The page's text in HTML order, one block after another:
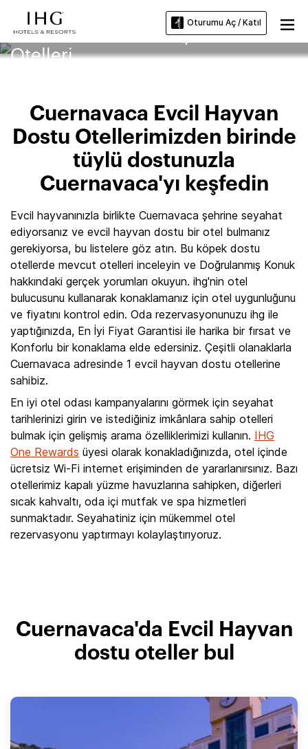
Oturumu Aç / Katıl
Cuernavaca Evcil Hayvan Dostu
Otelleri
Cuernavaca Evcil Hayvan
Dostu Otellerimizden birinde
tüylü dostunuzla
Cuernavaca'yı keşfedin
Evcil hayvanınızla birlikte Cuernavaca şehrine seyahat
ediyorsanız ve evcil hayvan dostu bir otel bulmanız
gerekiyorsa, bu listelere göz atın. Bu köpek dostu
otellerde mevcut otelleri inceleyin ve Doğrulanmış Konuk
hakkındaki gerçek yorumları okuyun. ihg'nin otel
bulucusunu kullanarak konaklamanız için otel uygunluğunu
ve fiyatını kontrol edin. Oda rezervasyonunuzu ihg ile
yaptığınızda, En İyi Fiyat Garantisi ile harika bir fırsat ve
Konforlu bir konaklama elde edersiniz. Çeşitli olanaklarla
Cuernavaca adresinde 1 evcil hayvan dostu otellerine
sahibiz.
En iyi otel odası kampanyalarını görmek için seyahat
tarihlerinizi girin ve istediğiniz imkânlara sahip otelleri
bulmak için gelişmiş arama özelliklerimizi kullanın. IHG
One Rewards üyesi olarak konakladığınızda, otel içinde
ücretsiz Wi-Fi internet erişiminden de yararlanırsınız. Bazı
otellerimiz kapalı yüzme havuzlarına sahipken, diğerleri
sıcak kahvaltı, oda içi mutfak ve spa hizmetleri
sunmaktadır. Seyahatiniz için mükemmel otel
rezervasyonu yaptırmayı kolaylaştırıyoruz.
Cuernavaca'da Evcil Hayvan
dostu oteller bul